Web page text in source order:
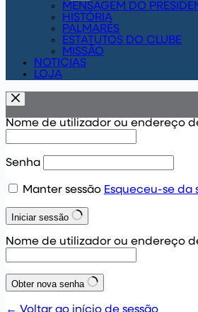
MENSAGEM DO
HISTÓRIA
PALMARÉS
ESTATUTOS DO CLUBE
MISSÃO
NOTICIAS
LOJA
Nome de utilizador ou endereço
Senha
Manter sessão Esqueceu-se da
Iniciar sessão
Nome de utilizador ou endereço
Obter nova senha